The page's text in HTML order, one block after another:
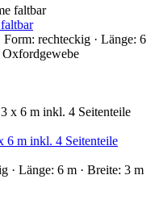
rechteckig · Länge: 6
Oxfordgewebe
m inkl. 4 Seitenteile
· Länge: 6 m · Breite: 3 m